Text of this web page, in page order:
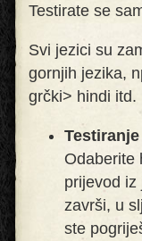
Testirate se
Svi jezici su
gornjih jezika,
grčki> hindi itd.
Odaberite
prijevod iz
završi, u
ste